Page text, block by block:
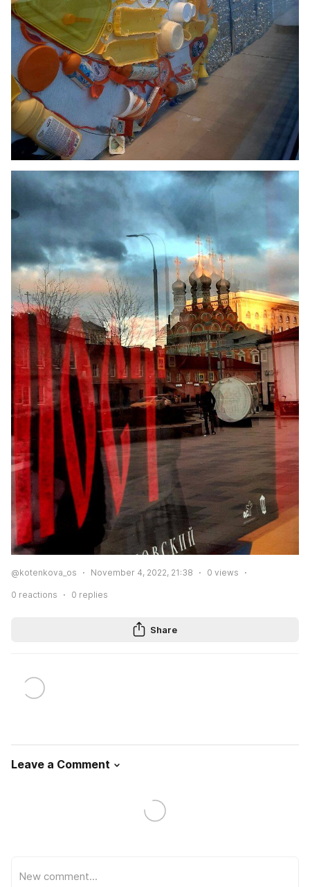
@kotenkova_os November 4, 2022, 21:38 0 views
0 reactions 0 replies
Share
Leave a Comment